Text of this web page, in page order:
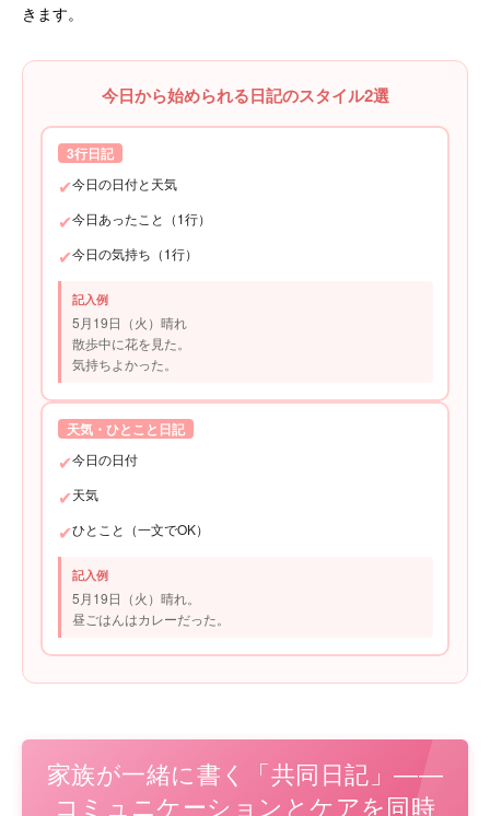
きます。
今日から始められる日記のスタイル2選
3行日記
✔今日の日付と天気
✔今日あったこと（1行）
✔今日の気持ち（1行）
記入例
5月19日（火）晴れ
散歩中に花を見た。
気持ちよかった。
天気・ひとこと日記
✔今日の日付
✔天気
✔ひとこと（一文でOK）
記入例
5月19日（火）晴れ。
昼ごはんはカレーだった。
家族が一緒に書く「共同日記」——
コミュニケーションとケアを同時